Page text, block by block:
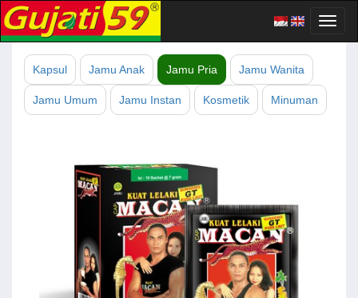
Kapsul Jamu Anak Jamu Pria Jamu Wanita
Jamu Umum Jamu Instan Kosmetik Minuman